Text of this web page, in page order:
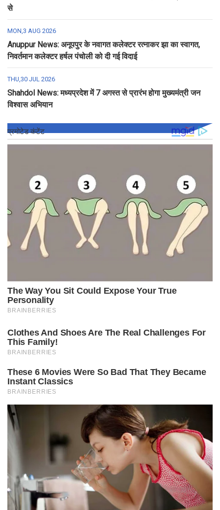
से
MON,3 AUG 2026
Anuppur News: अनूपपुर के नवागत कलेक्टर रत्नाकर झा का स्वागत,
निवर्तमान कलेक्टर हर्षल पंचोली को दी गई विदाई
THU,30 JUL 2026
Shahdol News: मध्यप्रदेश में 7 अगस्त से प्रारंभ होगा मुख्यमंत्री जन
विश्वास अभियान